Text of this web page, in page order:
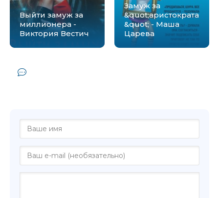
Выйти замуж за
миллионера -
Виктория Вестич
Замуж за
&quot;аристократа
&quot; - Маша
Царева